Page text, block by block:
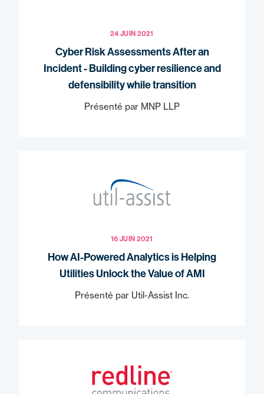
24 JUIN 2021
Cyber Risk Assessments After an
Incident - Building cyber resilience and
defensibility while transition
Présenté par MNP LLP
16 JUIN 2021
How AI-Powered Analytics is Helping
Utilities Unlock the Value of AMI
Présenté par Util-Assist Inc.